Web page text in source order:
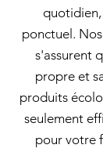
ponctuel.
s'assurent
propre et
produits
seulement
pour votre